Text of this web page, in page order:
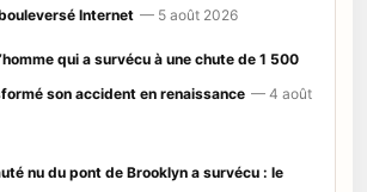
Internet — 5 août 2026
qui a survécu à une chute de 1 500
son accident en renaissance — 4 août
nu du pont de Brooklyn a survécu : le